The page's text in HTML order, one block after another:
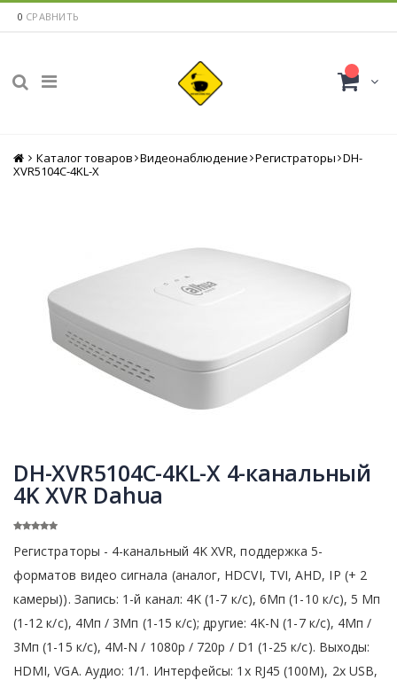
0 СРАВНИТЬ
Главная
Каталог товаров Видеонаблюдение Регистраторы DH-
XVR5104C-4KL-X
DH-XVR5104C-4KL-X 4-канальный
4K XVR Dahua
Регистраторы - 4-канальный 4K XVR, поддержка 5-
форматов видео сигнала (аналог, HDCVI, TVI, AHD, IP (+ 2
камеры)). Запись: 1-й канал: 4K (1-7 к/с), 6Мп (1-10 к/с), 5 Мп
(1-12 к/с), 4Мп / 3Мп (1-15 к/с); другие: 4K-N (1-7 к/с), 4Мп /
3Мп (1-15 к/с), 4M-N / 1080p / 720p / D1 (1-25 к/с). Выходы:
HDMI, VGA. Аудио: 1/1. Интерфейсы: 1x RJ45 (100M), 2x USB,